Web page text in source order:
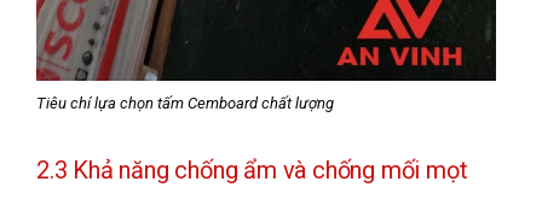
Tiêu chí lựa chọn tấm Cemboard chất lượng
2.3 Khả năng chống ẩm và chống mối mọt